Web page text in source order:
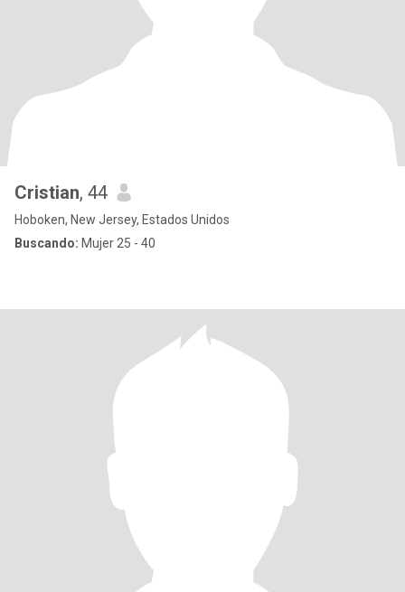
Cristian, 44
Hoboken, New Jersey, Estados Unidos
Buscando: Mujer 25 - 40